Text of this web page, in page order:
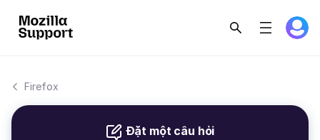
Firefox
Đặt một câu hỏi